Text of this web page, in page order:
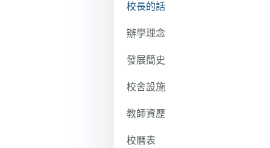
校長的話
辦學理念
發展簡史
校舍設施
教師資歷
校曆表